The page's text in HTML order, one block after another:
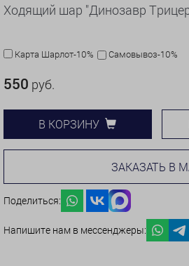
Ходящий шар "Динозавр
Карта Шарлот-10% Самовывоз-10%
550 руб.
В КОРЗИНУ
ЗАКАЗАТЬ В
Поделиться:
Напишите нам в мессенджеры: